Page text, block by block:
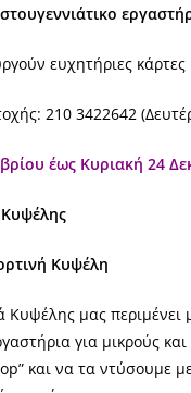
ευχητήριες
210 3422642
έως Κυριακή 24
Κυψέλη
Κυψέλης μας περιμένει
για μικρούς
και να τα ντύσουμε